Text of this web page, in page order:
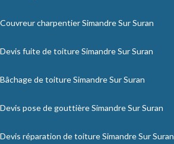
Couvreur charpentier Simandre Sur Suran
Devis fuite de toiture Simandre Sur Suran
Bâchage de toiture Simandre Sur Suran
Devis pose de gouttière Simandre Sur Suran
Devis réparation de toiture Simandre Sur Suran